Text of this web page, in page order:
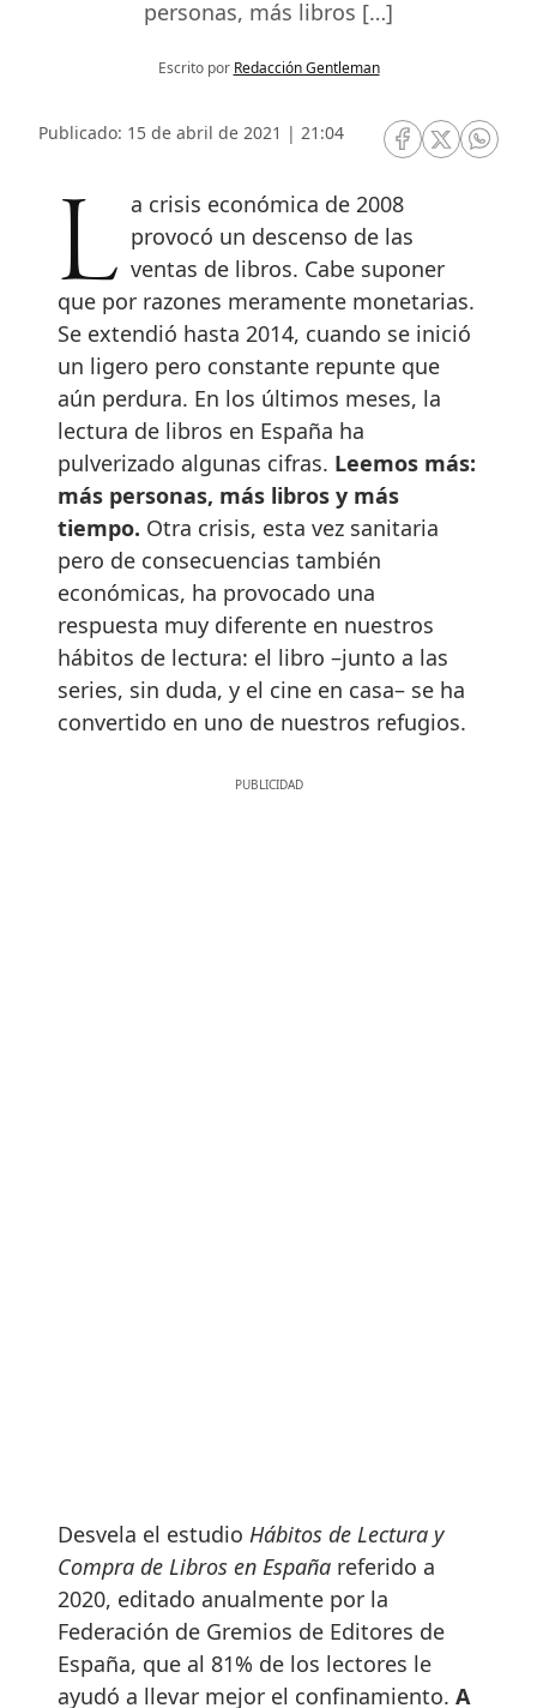
personas, más libros […]
Escrito por Redacción Gentleman
Publicado: 15 de abril de 2021 | 21:04
RRSS Facebook
RRSSRRSS
La crisis económica de 2008 provocó un descenso de las
ventas de libros. Cabe suponer
que por razones meramente monetarias.
Se extendió hasta 2014, cuando se inició
un ligero pero constante repunte que
aún perdura. En los últimos meses, la
lectura de libros en España ha
pulverizado algunas cifras. Leemos más:
más personas, más libros y más
tiempo. Otra crisis, esta vez sanitaria
pero de consecuencias también
económicas, ha provocado una
respuesta muy diferente en nuestros
hábitos de lectura: el libro –junto a las
series, sin duda, y el cine en casa– se ha
convertido en uno de nuestros refugios.
Desvela el estudio Hábitos de Lectura y
Compra de Libros en España referido a
2020, editado anualmente por la
Federación de Gremios de Editores de
España, que al 81% de los lectores le
ayudó a llevar mejor el confinamiento. A